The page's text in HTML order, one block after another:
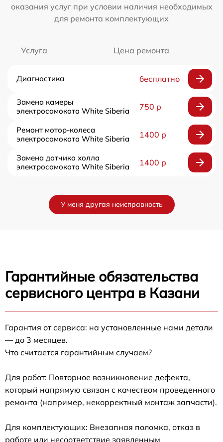
оказания услуг при условии наличия необходимых
для ремонта комплектующих
Услуга Цена ремонта
Диагностика бесплатно
Замена камеры
электросамоката White Siberia
750 р
Ремонт мотор-колеса
электросамоката White Siberia
1400 р
Замена датчика холла
электросамоката White Siberia
1400 р
У меня другая неисправность
Гарантийные обязательства
сервисного центра в Казани
Гарантия от сервиса: на установленные нами детали
— до 3 месяцев.
Что считается гарантийным случаем?
Для работ: Повторное возникновение дефекта,
который напрямую связан с качеством проведенного
ремонта (например, некорректный монтаж запчасти).
Для комплектующих: Внезапная поломка, отказ в
работе или несоответствие заявленным